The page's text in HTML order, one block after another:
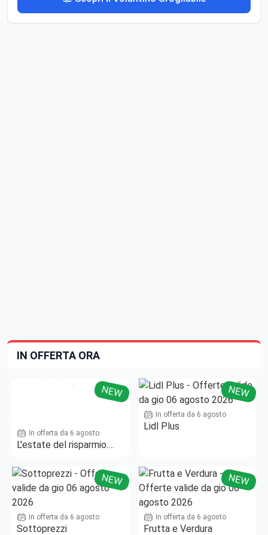
IN OFFERTA ORA
NEW
In offerta da 6 agosto
L'estate del risparmio.
NEW
In offerta da 6 agosto
Lidl Plus
NEW
In offerta da 6 agosto
Sottoprezzi
NEW
In offerta da 6 agosto
Frutta e Verdura